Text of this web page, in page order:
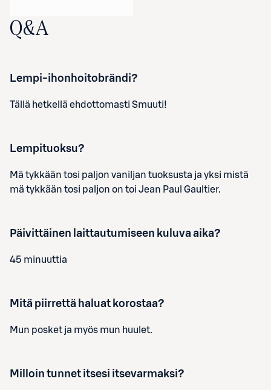
Q&A
Lempi-ihonhoitobrändi?
Tällä hetkellä ehdottomasti Smuuti!
Lempituoksu?
Mä tykkään tosi paljon vaniljan tuoksusta ja yksi mistä
mä tykkään tosi paljon on toi Jean Paul Gaultier.
Päivittäinen laittautumiseen kuluva aika?
45 minuuttia
Mitä piirrettä haluat korostaa?
Mun posket ja myös mun huulet.
Milloin tunnet itsesi itsevarmaksi?